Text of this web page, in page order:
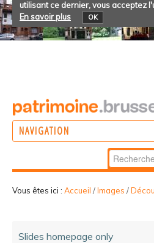
utilisant ce dernier, vous acceptez
En savoir plus
OK
NAVIGATION
Chercher
Recherche
avancée…
Vous êtes ici : Accueil /Images /
Slides homepage only